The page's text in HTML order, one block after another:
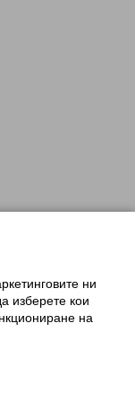
ни
изберете кои
на